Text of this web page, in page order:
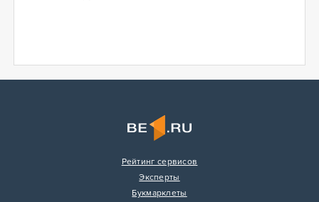
Рейтинг сервисов
Эксперты
Букмарклеты